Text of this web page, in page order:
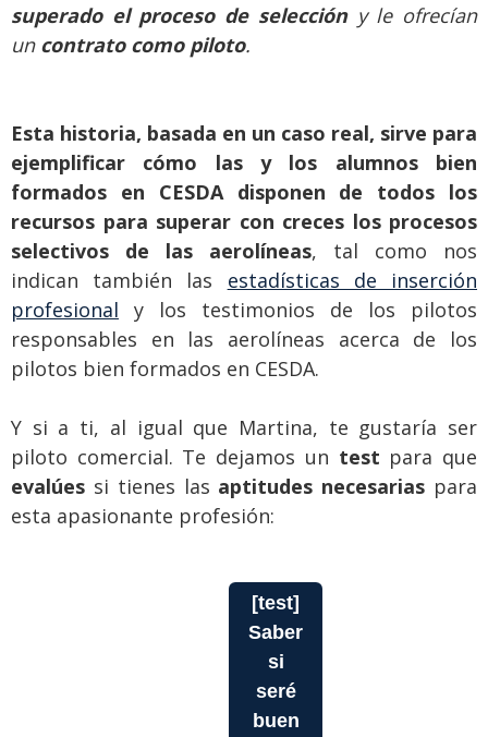
superado el proceso de seleccióny le ofrecían
un contrato como piloto.
Esta historia, basada en un caso real, sirve para
ejemplificar cómo las y los alumnos bien
formados en CESDA disponen de todos los
recursos para superar con creces los procesos
selectivos de las aerolíneas, tal como nos
indican también las estadísticas de inserción
profesional y los testimonios de los pilotos
responsables en las aerolíneas acerca de los
pilotos bien formados en CESDA.
Y si a ti, al igual que Martina, te gustaría ser
piloto comercial. Te dejamos un test para que
evalúes si tienes las aptitudes necesarias para
esta apasionante profesión:
[test]
Saber
si
seré
buen